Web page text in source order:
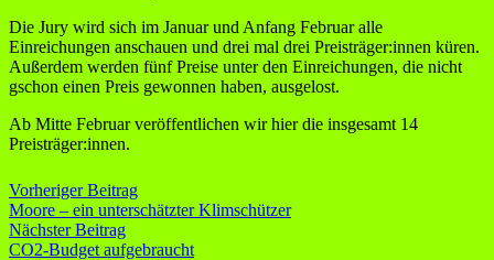
Die Jury wird sich im Januar und Anfang Februar alle
Einreichungen anschauen und drei mal drei Preisträger:innen küren.
Außerdem werden fünf Preise unter den Einreichungen, die nicht
gschon einen Preis gewonnen haben, ausgelost.
Ab Mitte Februar veröffentlichen wir hier die insgesamt 14
Preisträger:innen.
Vorheriger Beitrag
Moore – ein unterschätzter Klimschützer
Nächster Beitrag
CO2-Budget aufgebraucht